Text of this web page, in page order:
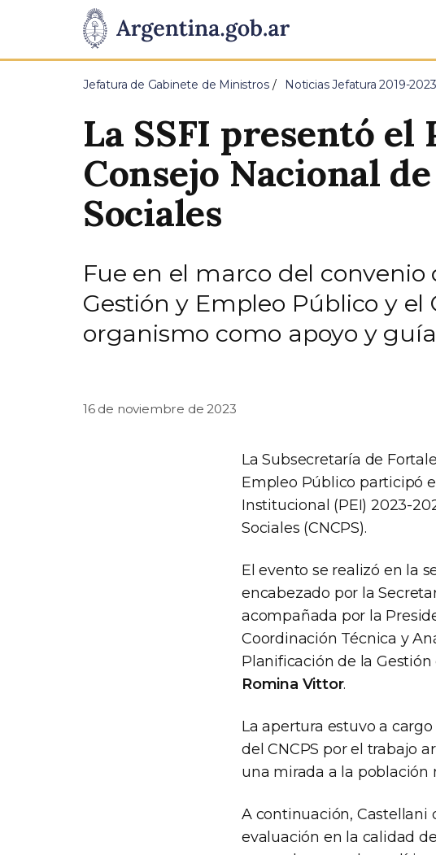
Presidencia
de
Pasar al contenido principal
Jefatura de Gabinete de Ministros Noticias Jefatura 2019-2023
La SSFI presentó
Consejo Nacional
Sociales
Fue en el marco del
Gestión y Empleo Público y
organismo como apoyo y
16 de noviembre de 2023
La Subsecretaría de
Empleo Público participó
Institucional (PEI) 2023-
Sociales (CNCPS).
El evento se realizó en la
encabezado por la
acompañada por la
Coordinación Técnica y
Planificación de la Gestión
Romina Vittor.
La apertura estuvo a
del CNCPS por el trabajo
una mirada a la población
A continuación,
evaluación en la calidad